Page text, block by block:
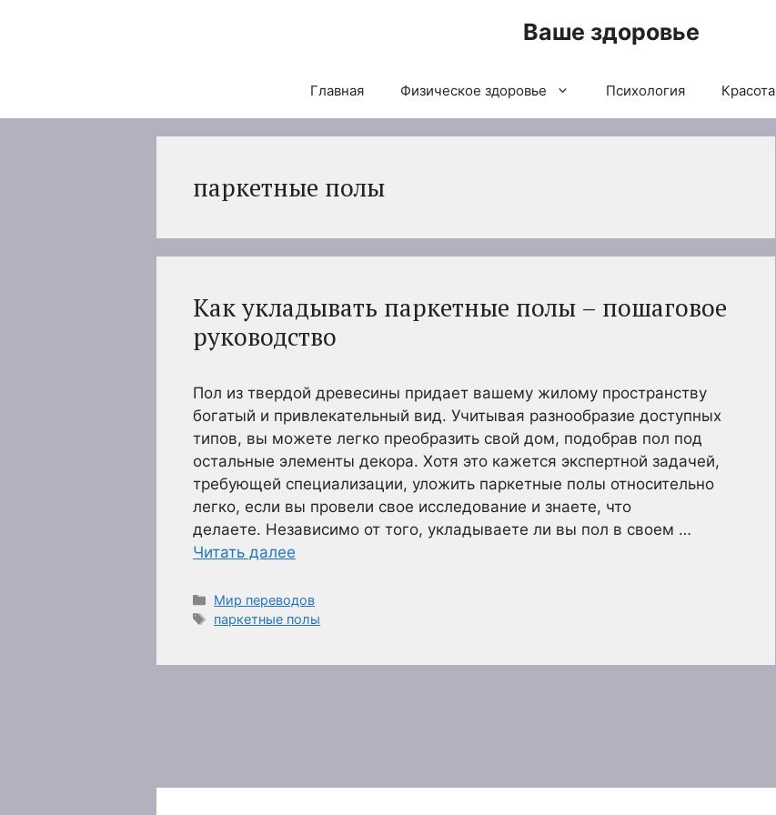
Ваше здоровье
Главная Физическое здоровье Психология Красота
паркетные полы
Как укладывать паркетные полы – пошаговое
руководство
Пол из твердой древесины придает вашему жилому пространству
богатый и привлекательный вид. Учитывая разнообразие доступных
типов, вы можете легко преобразить свой дом, подобрав пол под
остальные элементы декора. Хотя это кажется экспертной задачей,
требующей специализации, уложить паркетные полы относительно
легко, если вы провели свое исследование и знаете, что
делаете. Независимо от того, укладываете ли вы пол в своем …
Читать далее
Рубрики
Мир переводов
Метки
паркетные полы